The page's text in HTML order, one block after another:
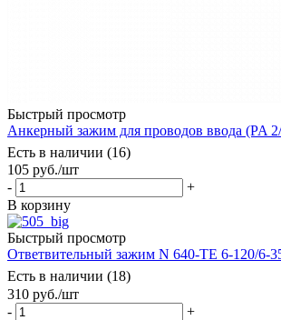
Быстрый просмотр
Анкерный зажим для проводов ввода (PA
Есть в наличии (16)
105 руб./шт
-
+
В корзину
Быстрый просмотр
Ответвительный зажим N 640-TE 6-120/6-
Есть в наличии (18)
310 руб./шт
-
+